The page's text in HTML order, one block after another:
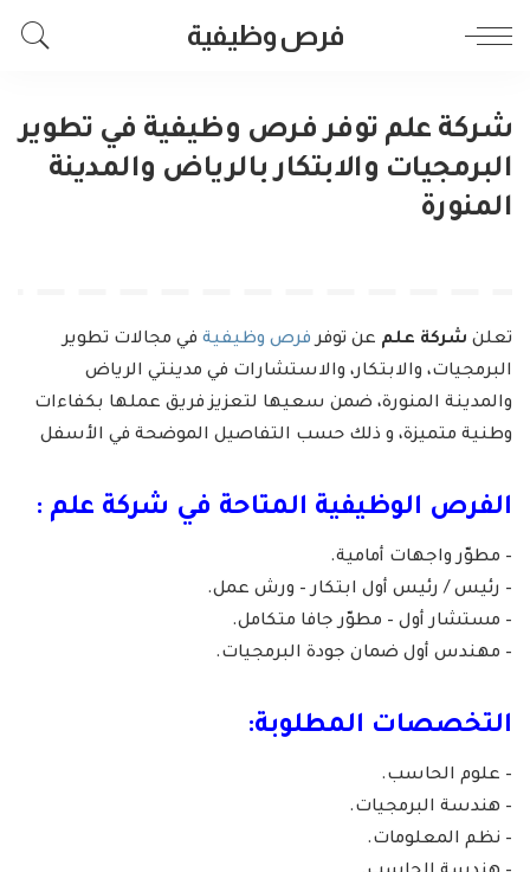
فرص وظيفية
شركة علم توفر فرص وظيفية في تطوير
البرمجيات والابتكار بالرياض والمدينة
المنورة
تعلن شركة علم عن توفرفرص وظيفية في مجالات تطوير
البرمجيات، والابتكار، والاستشارات في مدينتي الرياض
والمدينة المنورة، ضمن سعيها لتعزيز فريق عملها بكفاءات
وطنية متميزة، و ذلك حسب التفاصيل الموضحة في الأسفل
الفرص الوظيفية المتاحة في شركة علم :
– مطوّر واجهات أمامية.
– رئيس / رئيس أول ابتكار – ورش عمل.
– مستشار أول – مطوّر جافا متكامل.
– مهندس أول ضمان جودة البرمجيات.
التخصصات المطلوبة:
– علوم الحاسب.
– هندسة البرمجيات.
– نظم المعلومات.